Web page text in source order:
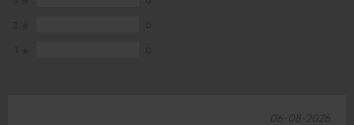
06-08-2026